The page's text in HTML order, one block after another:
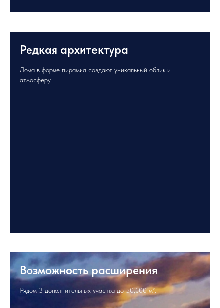
Редкая архитектура
Дома в форме пирамид создают уникальный облик и
атмосферу.
Возможность расширения
Рядом 3 дополнительных участка до 50,000 м².